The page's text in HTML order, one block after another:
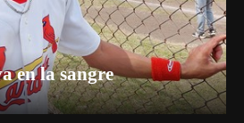
en la sangre